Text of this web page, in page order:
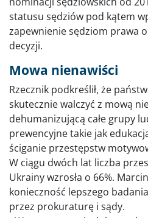
statusu sędziów pod kątem
zapewnienie sędziom prawa
decyzji.
Mowa nienawiści
Rzecznik podkreślił, że
skutecznie walczyć z mową
dehumanizującą całe grupy
prewencyjne takie jak
ściganie przestępstw
W ciągu dwóch lat liczba
Ukrainy wzrosła o 66%.
konieczność lepszego
przez prokuraturę i sądy.